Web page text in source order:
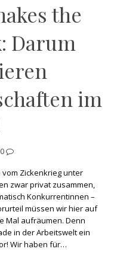
the
Darum
im
Zickenkrieg unter
zwar privat zusammen,
Konkurrentinnen –
müssen wir hier auf
Mal aufräumen. Denn
in der Arbeitswelt ein
Wir haben für…